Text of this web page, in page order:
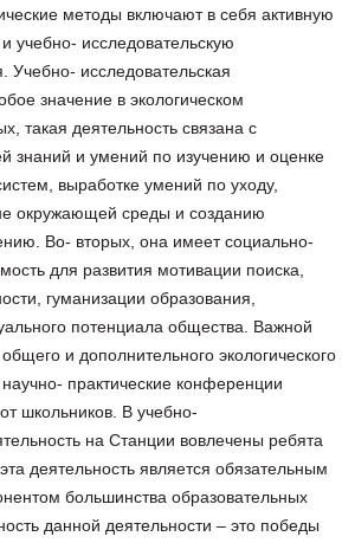
методы включают в себя активную
учебно- исследовательскую
Учебно- исследовательская
значение в экологическом
такая деятельность связана с
знаний и умений по изучению и оценке
выработке умений по уходу,
окружающей среды и созданию
Во- вторых, она имеет социально-
для развития мотивации поиска,
гуманизации образования,
потенциала общества. Важной
и дополнительного экологического
практические конференции
школьников. В учебно-
на Станции вовлечены ребята
деятельность является обязательным
большинства образовательных
данной деятельности – это победы